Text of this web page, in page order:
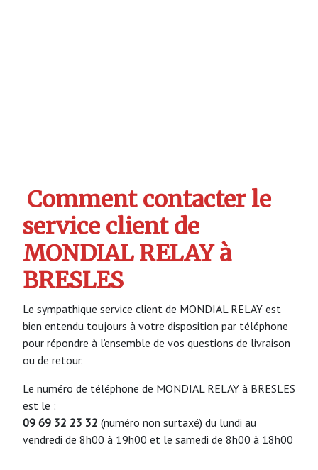
Comment contacter le
service client de
MONDIAL RELAY à
BRESLES
Le sympathique service client de MONDIAL RELAY est
bien entendu toujours à votre disposition par téléphone
pour répondre à l’ensemble de vos questions de livraison
ou de retour.
Le numéro de téléphone de MONDIAL RELAY à BRESLES
est le :
09 69 32 23 32 (numéro non surtaxé) du lundi au
vendredi de 8h00 à 19h00 et le samedi de 8h00 à 18h00